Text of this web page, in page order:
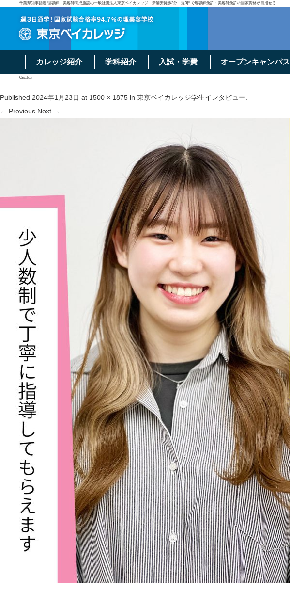
千葉県知事指定 理容師・美容師養成施設の一般社団法人東京ベイカレッジ 新浦安徒歩3分 週3日で理容師免許・美容師免許の国家資格が目指せる
カレッジ紹介 学科紹介 入試・学費 オープンキャンパス
02sakai
Published 2024年1月23日 at 1500 × 1875 in 東京ベイカレッジ学生インタビュー
← Previous Next →